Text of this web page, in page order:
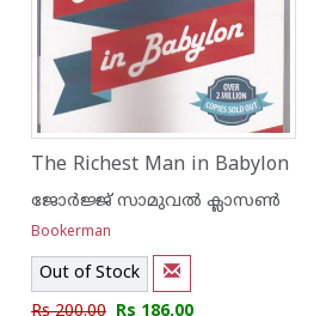
The Richest Man in Babylon
ജോര്‍ജ്ജ് സാമുവല്‍ ക്ലാസണ്‍
Bookerman
Out of Stock
Rs 200.00 Rs 186.00